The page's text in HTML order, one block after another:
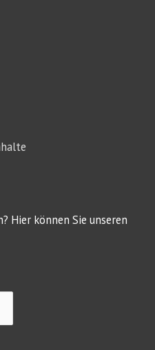
Hier können Sie unseren